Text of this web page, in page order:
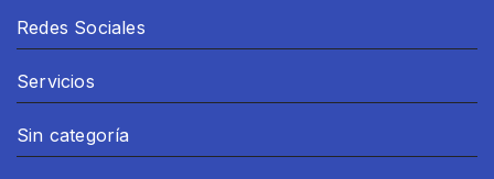
Redes Sociales
Servicios
Sin categoría